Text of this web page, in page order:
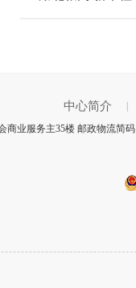
中心简介
业服务主35楼 邮政物流简